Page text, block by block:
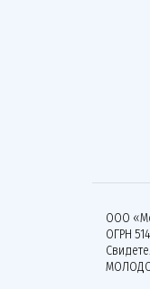
ООО
ОГРН